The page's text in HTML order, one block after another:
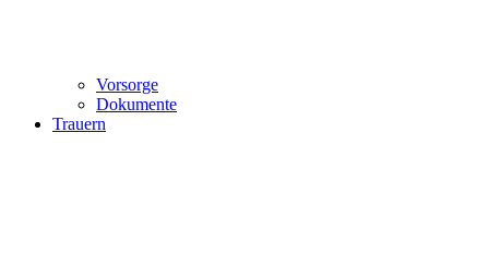
Vorsorge
Dokumente
Trauern